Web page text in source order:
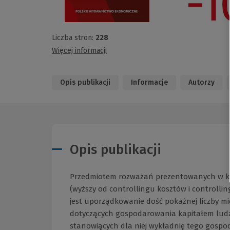
Liczba stron: 228
Więcej informacji
Opis publikacji Informacje Autorzy
Opis publikacji
Przedmiotem rozważań prezentowanych w
(wyższy od controllingu kosztów i
jest uporządkowanie dość pokaźnej liczby
dotyczących gospodarowania kapitałem
stanowiących dla niej wykładnię tego